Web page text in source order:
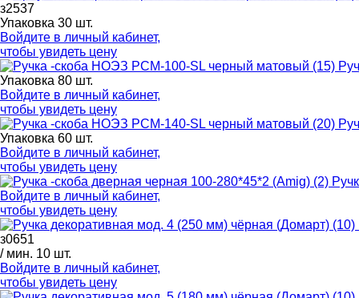
з2537
Упаковка 30 шт.
Войдите в личный кабинет,
чтобы увидеть цену
Упаковка 80 шт.
Войдите в личный кабинет,
чтобы увидеть цену
Упаковка 60 шт.
Войдите в личный кабинет,
чтобы увидеть цену
Войдите в личный кабинет,
чтобы увидеть цену
з0651
/ мин. 10 шт.
Войдите в личный кабинет,
чтобы увидеть цену